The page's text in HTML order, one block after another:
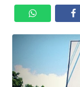
SERBA-
SERBI
Informasi